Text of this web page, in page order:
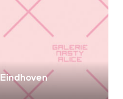
Eindhoven